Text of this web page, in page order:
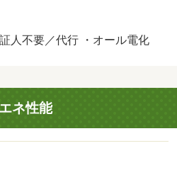
［退去時費用 退去費用実費
］ルームクリーニング料金
社イントラスト／バルコニー
シャワー付洗面台／ＴＶイン
トロック／室内洗濯置／シュ
チン／温水洗浄便座／駐輪場
金不要／対面式キッチン／Ｉ
付／ウォークインクロゼット
人不要／代行 ・オール電化
ネ性能